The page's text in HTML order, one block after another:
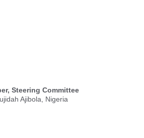
Steering Committee
Ajibola, Nigeria